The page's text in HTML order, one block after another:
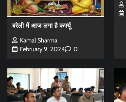
बरेली में आज लगा है कर्फ्यू
Kamal Sharma
February 9, 2024
0